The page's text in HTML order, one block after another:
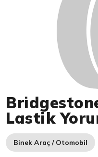
Lastik
Binek Araç / Otomobil